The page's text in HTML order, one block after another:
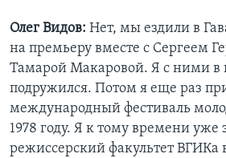
Олег Видов: Нет, мы ездили в
на премьеру вместе с Сергеем
Тамарой Макаровой. Я с ними в
подружился. Потом я еще раз
международный фестиваль
1978 году. Я к тому времени уже
режиссерский факультет ВГИКа